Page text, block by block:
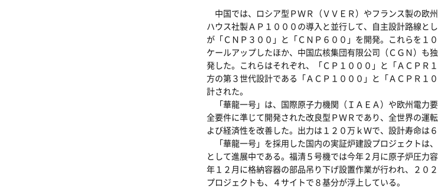
中国では、ロシア型ＰＷＲ（ＶＶＥＲ）やフランス製の欧
ハウス社製ＡＰ１０００の導入と並行して、自主設計路線と
が「ＣＮＰ３００」と「ＣＮＰ６００」を開発。これらを１
ケールアップしたほか、中国広核集団有限公司（ＣＧＮ）も
発した。これらはそれぞれ、「ＣＰ１０００」と「ＡＣＰＲ
方の第３世代設計である「ＡＣＰ１０００」と「ＡＣＰＲ１
計された。
「華龍一号」は、国際原子力機関（ＩＡＥＡ）や欧州電力
全要件に準じて開発された改良型ＰＷＲであり、全世界の運
よび経済性を改善した。出力は１２０万ｋＷで、設計寿命は
「華龍一号」を採用した国内の実証炉建設プロジェクトは
として進展中である。福清５号機では今年２月に原子炉圧力
年１２月に格納容器の部品吊り下げ設置作業が行われ、２０
プロジェクトも、４サイトで８基分が浮上している。